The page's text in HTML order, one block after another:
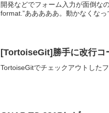
開発などでフォーム入力が面倒な
format.”あああああ。動かなくな
[TortoiseGit]勝手に改行コ
TortoiseGitでチェックアウトした